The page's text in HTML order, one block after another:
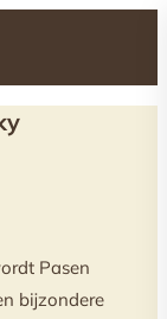
Pasen
bijzondere